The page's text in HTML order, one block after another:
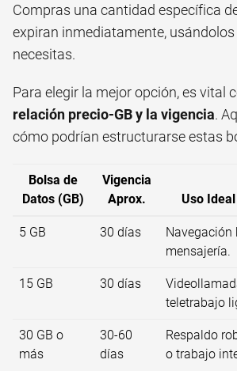
Compras una cantidad específica
expiran inmediatamente,
necesitas.
Para elegir la mejor opción, es vital
relación precio-GB y la vigencia.
cómo podrían estructurarse estas
Bolsa de
Datos (GB)
Vigencia
Aprox.
Uso
5 GB 30 días
Navegación
mensajería.
15 GB 30 días
teletrabajo
30 GB o
más
30-60
días
Respaldo
o trabajo